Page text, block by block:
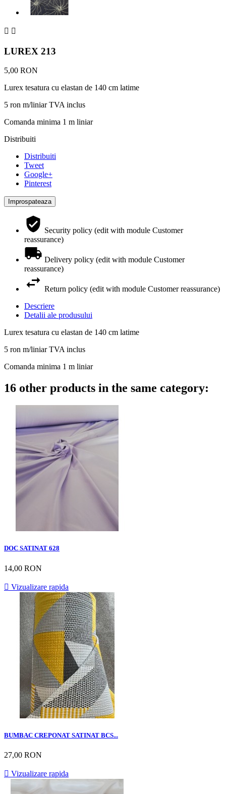
 
LUREX 213
5,00 RON
Lurex tesatura cu elastan de 140 cm latime
5 ron m/liniar TVA inclus
Comanda minima 1 m liniar
Distribuiti
Distribuiti
Tweet
Google+
Pinterest
Security policy (edit with module Customer
reassurance)
Delivery policy (edit with module Customer
reassurance)
Return policy (edit with module Customer reassurance)
Descriere
Detalii ale produsului
Lurex tesatura cu elastan de 140 cm latime
5 ron m/liniar TVA inclus
Comanda minima 1 m liniar
16 other products in the same category:
DOC SATINAT 628
14,00 RON
 Vizualizare rapida
BUMBAC CREPONAT SATINAT BCS...
27,00 RON
 Vizualizare rapida